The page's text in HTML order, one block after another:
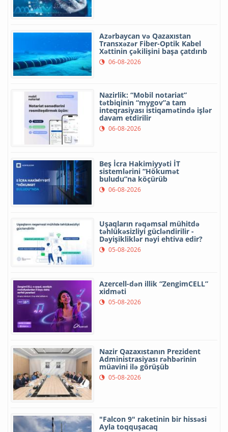
Azərbaycan və Qazaxıstan
Transxəzər Fiber-Optik Kabel
Xəttinin çəkilişini başa çatdırıb
06-08-2026
Nazirlik: “Mobil notariat”
tətbiqinin “mygov”a tam
inteqrasiyası istiqamətində işlər
davam etdirilir
06-08-2026
Beş İcra Hakimiyyəti İT
sistemlərini “Hökumət
buludu”na köçürüb
06-08-2026
Uşaqların rəqəmsal mühitdə
təhlükəsizliyi gücləndirilir -
Dəyişikliklər nəyi ehtiva edir?
05-08-2026
Azercell-dən illik “ZengimCELL”
xidməti
05-08-2026
Nazir Qazaxıstanın Prezident
Administrasiyası rəhbərinin
müavini ilə görüşüb
05-08-2026
"Falcon 9" raketinin bir hissəsi
Ayla toqquşacaq